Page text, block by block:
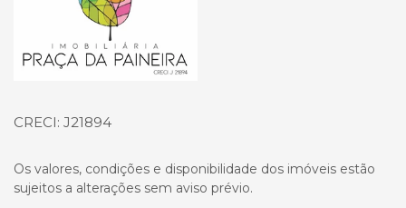
CRECI: J21894
Os valores, condições e disponibilidade dos imóveis estão
sujeitos a alterações sem aviso prévio.